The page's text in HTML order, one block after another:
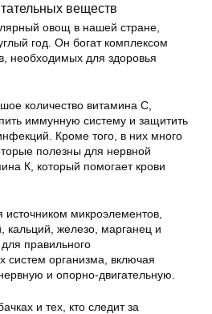
веществ
овощ в нашей стране,
год. Он богат комплексом
необходимых для здоровья
количество витамина С,
иммунную систему и защитить
Кроме того, в них много
полезны для нервной
К, который помогает крови
источником микроэлементов,
кальций, железо, марганец и
правильного
систем организма, включая
и опорно-двигательную.
и тех, кто следит за